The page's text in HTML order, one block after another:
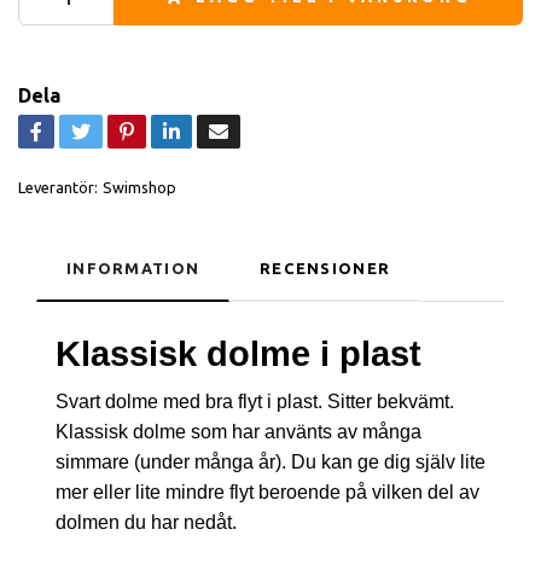
Dela
Leverantör: Swimshop
INFORMATION RECENSIONER
Klassisk dolme i plast
Svart dolme med bra flyt i plast. Sitter bekvämt.
Klassisk dolme som har använts av många
simmare (under många år). Du kan ge dig själv lite
mer eller lite mindre flyt beroende på vilken del av
dolmen du har nedåt.